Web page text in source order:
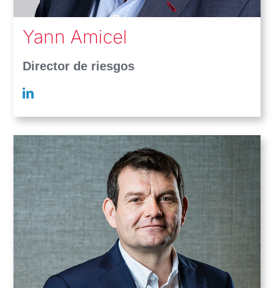
Yann Amicel
Director de riesgos